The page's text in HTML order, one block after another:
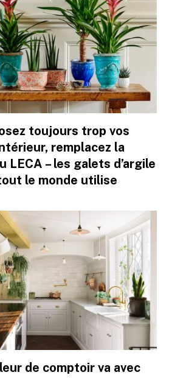
toujours trop vos
remplacez la
LECA – les galets d’argile
le monde utilise
de comptoir va avec